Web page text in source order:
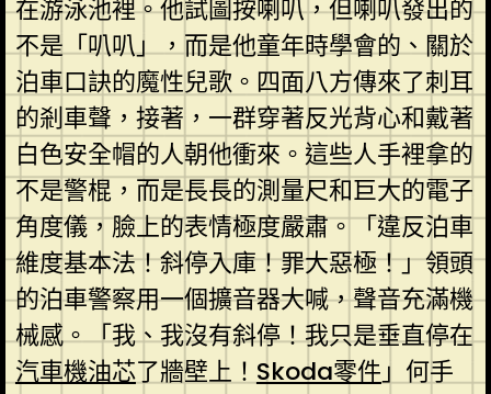
在游泳池裡。他試圖按喇叭，但喇叭發出的
不是「叭叭」，而是他童年時學會的、關於
泊車口訣的魔性兒歌。四面八方傳來了刺耳
的剎車聲，接著，一群穿著反光背心和戴著
白色安全帽的人朝他衝來。這些人手裡拿的
不是警棍，而是長長的測量尺和巨大的電子
角度儀，臉上的表情極度嚴肅。「違反泊車
維度基本法！斜停入庫！罪大惡極！」領頭
的泊車警察用一個擴音器大喊，聲音充滿機
械感。「我、我沒有斜停！我只是垂直停在
汽車機油芯了牆壁上！ Skoda零件 」何手